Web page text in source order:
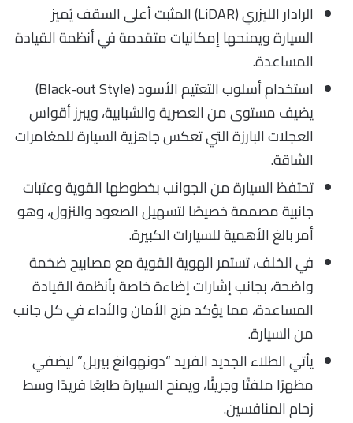
الرادار الليزري (LiDAR) المثبت أعلى السقف يُميز
السيارة ويمنحها إمكانيات متقدمة في أنظمة القيادة
المساعدة.
استخدام أسلوب التعتيم الأسود (Black-out Style)
يضيف مستوى من العصرية والشبابية، ويبرز أقواس
العجلات البارزة التي تعكس جاهزية السيارة للمغامرات
الشاقة.
تحتفظ السيارة من الجوانب بخطوطها القوية وعتبات
جانبية مصممة خصيصًا لتسهيل الصعود والنزول، وهو
أمر بالغ الأهمية للسيارات الكبيرة.
في الخلف، تستمر الهوية القوية مع مصابيح ضخمة
واضحة، بجانب إشارات إضاءة خاصة بأنظمة القيادة
المساعدة، مما يؤكد مزج الأمان والأداء في كل جانب
من السيارة.
يأتي الطلاء الجديد الفريد “دونهوانغ بيربل” ليضفي
مظهرًا ملفتًا وجريئًا، ويمنح السيارة طابعًا فريدًا وسط
زحام المنافسين.